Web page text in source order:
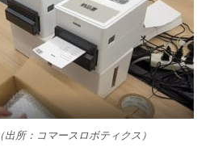
（出所：コマースロボティクス）